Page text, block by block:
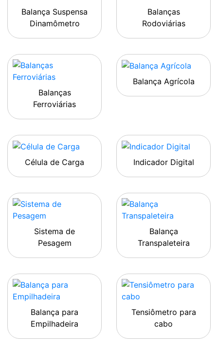
Balança Suspensa
Dinamômetro
Balanças
Rodoviárias
Balanças
Ferroviárias
Balança Agrícola
Célula de Carga Indicador Digital
Sistema de
Pesagem
Balança
Transpaleteira
Balança para
Empilhadeira
Tensiômetro para
cabo